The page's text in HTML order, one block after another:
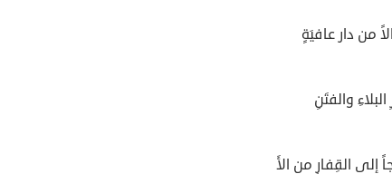
من دار عافيَةٍ
والفتَنِ
إلى القِفارِ من الأَ